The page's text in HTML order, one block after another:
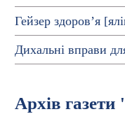
Гейзер здоров’я
Дихальні вправи
Архів